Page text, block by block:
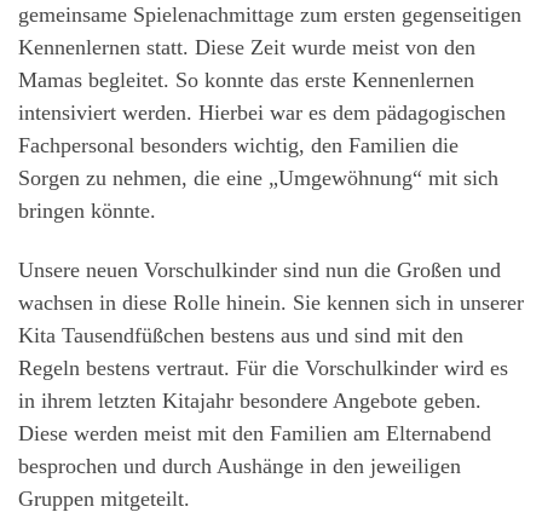
gemeinsame Spielenachmittage zum ersten gegenseitigen
Kennenlernen statt. Diese Zeit wurde meist von den
Mamas begleitet. So konnte das erste Kennenlernen
intensiviert werden. Hierbei war es dem pädagogischen
Fachpersonal besonders wichtig, den Familien die
Sorgen zu nehmen, die eine „Umgewöhnung“ mit sich
bringen könnte.
Unsere neuen Vorschulkinder sind nun die Großen und
wachsen in diese Rolle hinein. Sie kennen sich in unserer
Kita Tausendfüßchen bestens aus und sind mit den
Regeln bestens vertraut. Für die Vorschulkinder wird es
in ihrem letzten Kitajahr besondere Angebote geben.
Diese werden meist mit den Familien am Elternabend
besprochen und durch Aushänge in den jeweiligen
Gruppen mitgeteilt.